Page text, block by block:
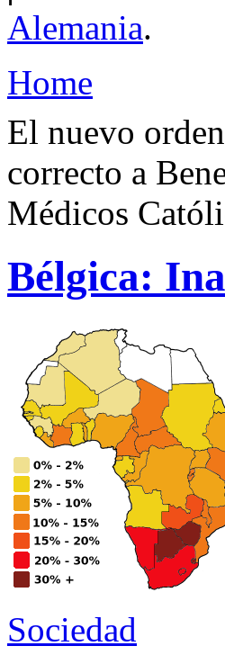
Alemania.
Home
El nuevo
correcto a
Médicos
Bélgica:
Sociedad